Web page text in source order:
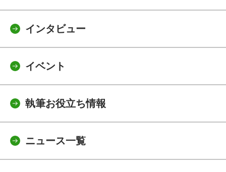
インタビュー
イベント
執筆お役立ち情報
ニュース一覧